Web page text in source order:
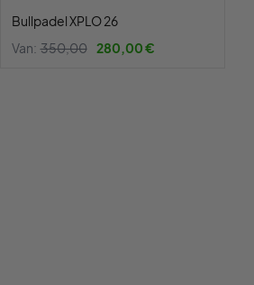
Bullpadel XPLO 26
Van: 350,00 280,00 €